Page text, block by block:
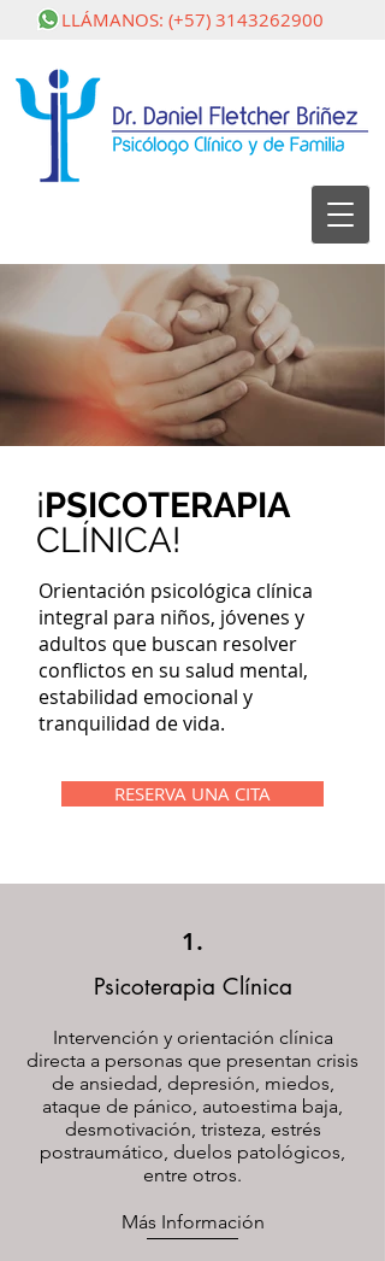
LLÁMANOS: (+57) 3143262900
psicólogo_clínico_bucaramanga_Daniel_Fletcher
¡PSICOTERAPIA
CLÍNICA!
Orientación psicológica clínica
integral para niños, jóvenes y
adultos que buscan resolver
conflictos en su salud mental,
estabilidad emocional y
tranquilidad de vida.
RESERVA UNA CITA
1.
Psicoterapia Clínica
Intervención y orientación clínica
directa a personas que presentan crisis
de ansiedad, depresión, miedos,
ataque de pánico, autoestima baja,
desmotivación, tristeza, estrés
postraumático, duelos patológicos,
entre otros.
Más Información